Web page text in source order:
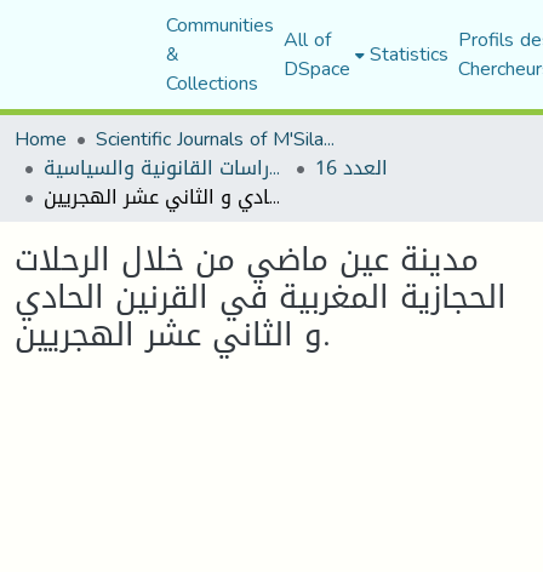
Communities
&
Collections
All of
DSpace Statistics Profils
Home
Scientific Journals of M'Sila University
مجلة الأستاذ الباحث للدراسات القانونية والسياسية العدد 16
مدينة عين ماضي من خلال الرحلات الحجازية المغربية في القرنين الحادي و الثاني عشر الهجريين.
مدينة عين ماضي من خلال الرحلات
الحجازية المغربية في القرنين الحادي
و الثاني عشر الهجريين.